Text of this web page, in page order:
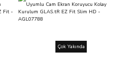
Çok Yakında